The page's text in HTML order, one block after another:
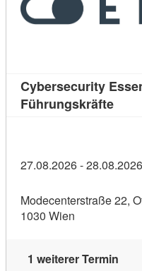
Cybersecurity
Führungskräfte
27.08.2026 - 28.08.2026
Modecenterstraße 22,
1030 Wien
1 weiterer Termin